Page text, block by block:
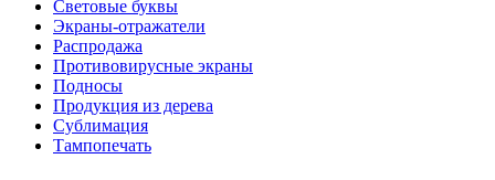
Световые буквы
Экраны-отражатели
Распродажа
Противовирусные экраны
Подносы
Продукция из дерева
Сублимация
Тампопечать